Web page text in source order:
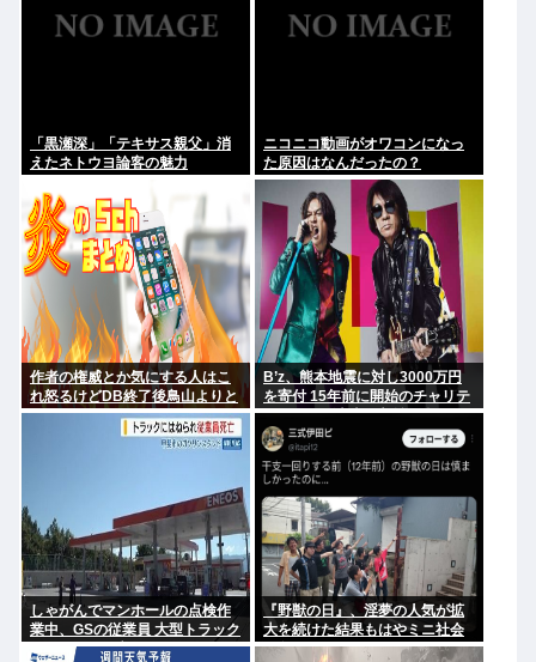
「黒瀬深」「テキサス親父」消
えたネトウヨ論客の魅力
ニコニコ動画がオワコンになっ
た原因はなんだったの？
作者の権威とか気にする人はこ
れ怒るけどDB終了後鳥山よりと
よたろうのほうがデザインカッ
B’z、熊本地震に対し3000万円
を寄付 15年前に開始のチャリテ
ィーグッズ売上の収益も含まれ
る
しゃがんでマンホールの点検作
業中、GSの従業員 大型トラック
にはねられ死亡
『野獣の日』、淫夢の人気が拡
大を続けた結果もはやミニ社会
現象レベルになってしまう 果た